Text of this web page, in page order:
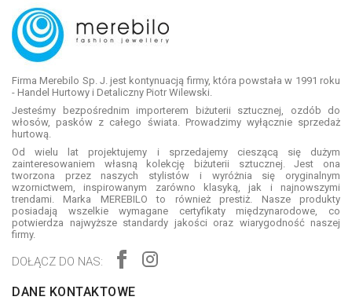
Firma Merebilo Sp. J. jest kontynuacją firmy, która powstała w 1991 roku
- Handel Hurtowy i Detaliczny Piotr Wilewski.
Jesteśmy bezpośrednim importerem biżuterii sztucznej, ozdób do
włosów, pasków z całego świata. Prowadzimy wyłącznie sprzedaż
hurtową.
Od wielu lat projektujemy i sprzedajemy cieszącą się dużym
zainteresowaniem własną kolekcję biżuterii sztucznej. Jest ona
tworzona przez naszych stylistów i wyróżnia się oryginalnym
wzornictwem, inspirowanym zarówno klasyką, jak i najnowszymi
trendami. Marka MEREBILO to również prestiż. Nasze produkty
posiadają wszelkie wymagane certyfikaty międzynarodowe, co
potwierdza najwyższe standardy jakości oraz wiarygodność naszej
firmy.
DOŁĄCZ DO NAS:
DANE KONTAKTOWE